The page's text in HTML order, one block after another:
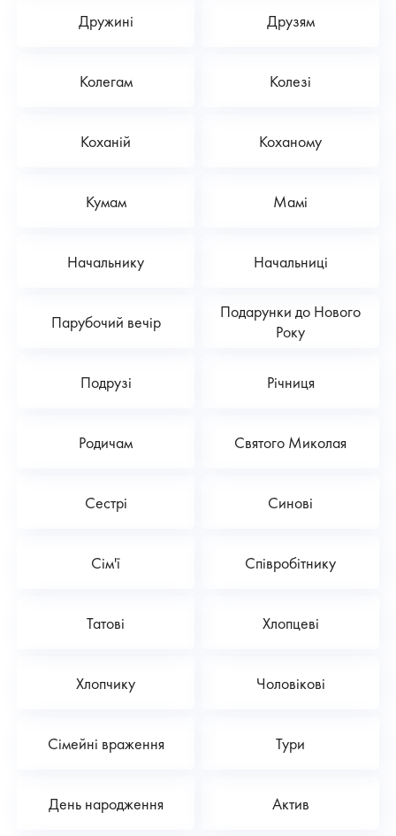
Дружині Друзям
Колегам Колезі
Коханій Коханому
Кумам Мамі
Начальнику Начальниці
Парубочий вечір
Подарунки до Нового
Року
Подрузі Річниця
Родичам Святого Миколая
Сестрі Синові
Сім'ї Співробітнику
Татові Хлопцеві
Хлопчику Чоловікові
Сімейні враження Тури
День народження Актив